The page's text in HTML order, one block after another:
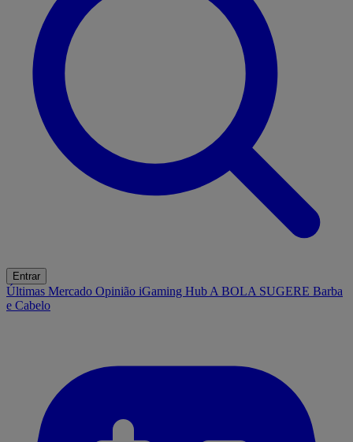
Entrar
Últimas Mercado Opinião iGaming Hub A BOLA SUGERE Barba
e Cabelo